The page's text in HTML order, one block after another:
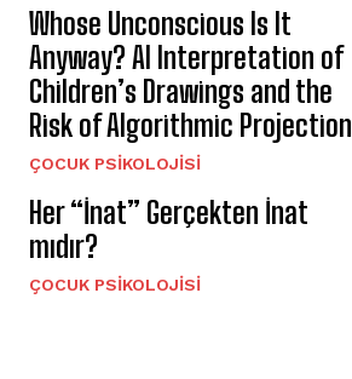
Whose Unconscious Is It
Anyway? AI Interpretation of
Children’s Drawings and the
Risk of Algorithmic Projection
ÇOCUK PSIKOLOJISI
Her “İnat” Gerçekten İnat
mıdır?
ÇOCUK PSIKOLOJISI